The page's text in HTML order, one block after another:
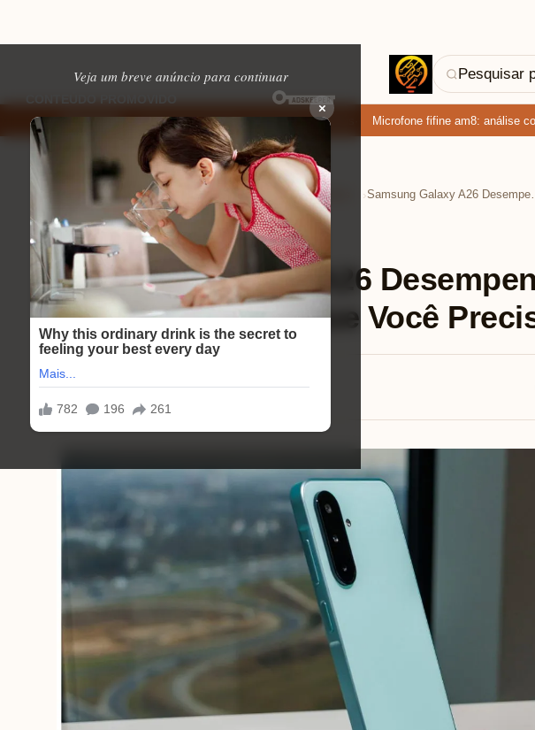
Veja um breve anúncio para continuar
×
Pesquisar
EM ALTA
baixar: apps de namoro que permitem enviar fotos e vídeos Microfone fifine am8: análise
Tecnologia e Eletrônicos Celulares ›
Celulares ⏱ 9 min de leitura
Samsung Galaxy A26
Câmera: Tudo o Que Você